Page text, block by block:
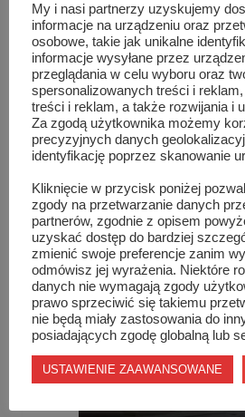
Odbiór prac na ulicy Polnej w
My i nasi partnerzy uzyskujemy
informacje na urządzeniu oraz
osobowe, takie jak unikalne
informacje wysyłane przez
przeglądania w celu wyboru oraz
spersonalizowanych treści i
treści i reklam, a także rozwijania i
Za zgodą użytkownika możemy
precyzyjnych danych
identyfikację poprzez skanowanie
Kliknięcie w przycisk poniżej
zgody na przetwarzanie danych
partnerów, zgodnie z opisem
uzyskać dostęp do bardziej
zmienić swoje preferencje zanim
odmówisz jej wyrażenia. Niektóre
danych nie wymagają zgody
prawo sprzeciwić się takiemu
nie będą miały zastosowania do
posiadających zgodę globalną lub
USTAWIENIE ZAAWANSOWANE